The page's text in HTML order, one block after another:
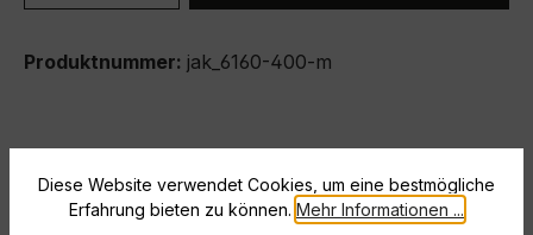
Produktnummer: jak_6160-400-m
Großer Logo-Print auf der BrustBaumwolle aus
kontrolliert biologischem AnbauWeicher
Diese Website verwendet Cookies, um eine bestmögliche
Erfahrung bieten zu können. Mehr Informationen ...